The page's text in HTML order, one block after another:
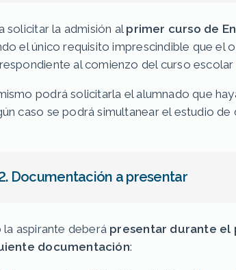
solicitar la admisión al primer curso de
el único requisito imprescindible que el
al comienzo del curso
podrá solicitarla el alumnado que
caso se podrá simultanear el estudio
Documentación a presentar
la aspirante deberá presentar durante el
documentación: